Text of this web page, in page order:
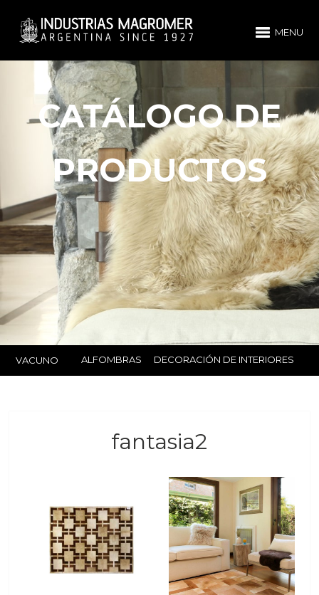
MENU
CATÁLOGO DE
PRODUCTOS
VACUNO ALFOMBRAS DECORACIÓN DE INTERIORES
fantasia2